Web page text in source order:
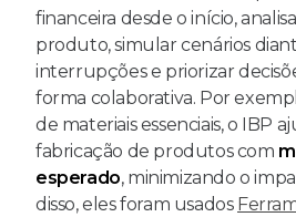
financeira desde o início,
produto, simular cenários
interrupções e priorizar
forma colaborativa. Por
de materiais essenciais, o IBP
fabricação de produtos com
esperado, minimizando o
disso, eles foram usados